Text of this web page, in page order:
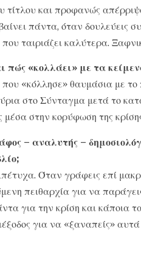
τίτλου και προφανώς
πάντα, όταν δουλεύεις
ταιριάζει καλύτερα.
πώς «κολλάει» με τα
«κόλλησε» θαυμάσια με το
στο Σύνταγμα μετά το
στην κορύφωση της
– αναλυτής –
Όταν γράφεις επί
πειθαρχία για να
για την κρίση και κάποια
για να «ξαναπείς»